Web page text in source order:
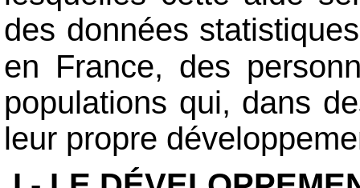
des données
en France, des
populations qui, dans
leur propre